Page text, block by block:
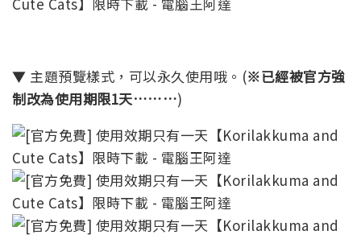
▼ 主題預覽樣式，可以永久使用哦。(※已經被官方強
制改為使用期限1天………)